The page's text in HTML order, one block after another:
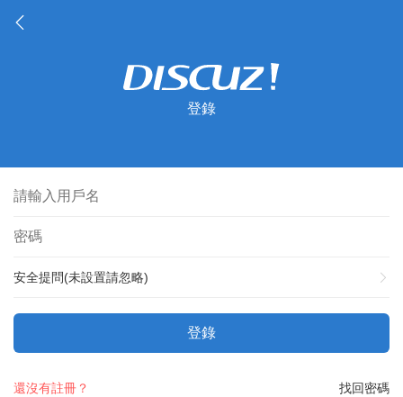
登錄
安全提問(未設置請忽略)
登錄
找回密碼
還沒有註冊？